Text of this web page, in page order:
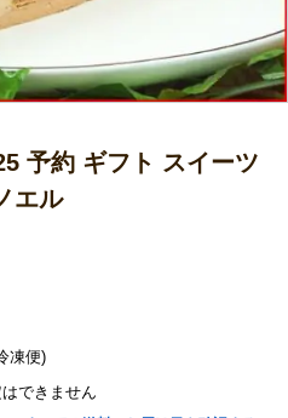
予約 ギフト スイーツ
エル
凍便)
できません